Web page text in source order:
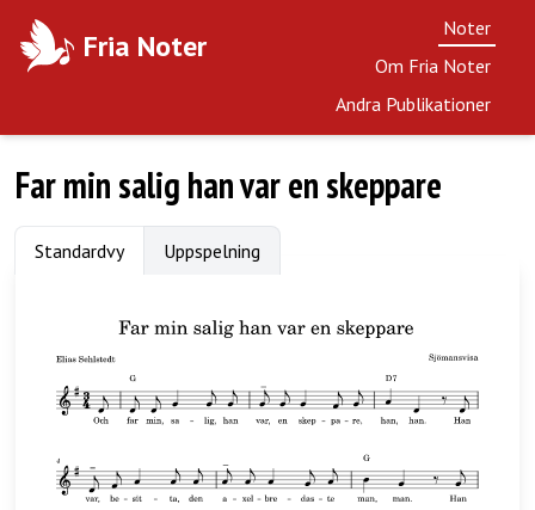
Fria Noter
Noter
Om Fria Noter
Andra Publikationer
Far min salig han var en skeppare
Standardvy Uppspelning